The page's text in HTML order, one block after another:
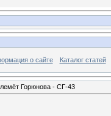
о сайте Каталог статей
Горюнова - СГ-43